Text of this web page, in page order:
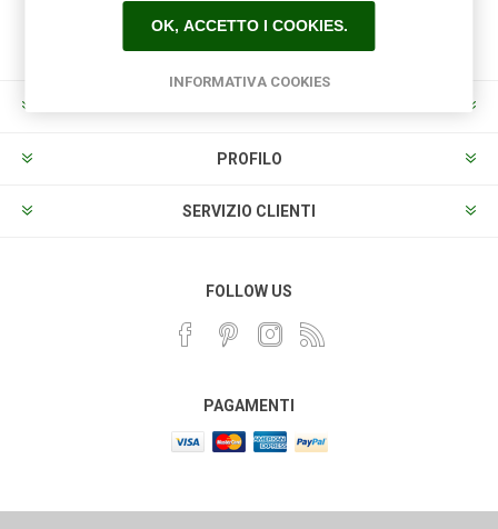
PROFILO
SERVIZIO CLIENTI
FOLLOW US
PAGAMENTI
OK, ACCETTO I COOKIES.
INFORMATIVA COOKIES